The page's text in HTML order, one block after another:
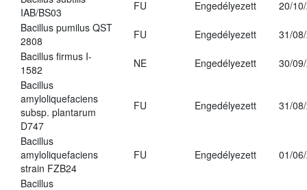
IAB/BS03
FU Engedélyezett
20/
Bacillus pumilus QST
2808
FU Engedélyezett
31/
Bacillus firmus I-
1582
NE Engedélyezett
30/
Bacillus
amyloliquefaciens
subsp. plantarum
D747
FU Engedélyezett 31/
Bacillus
amyloliquefaciens
strain FZB24
FU Engedélyezett 01/
Bacillus